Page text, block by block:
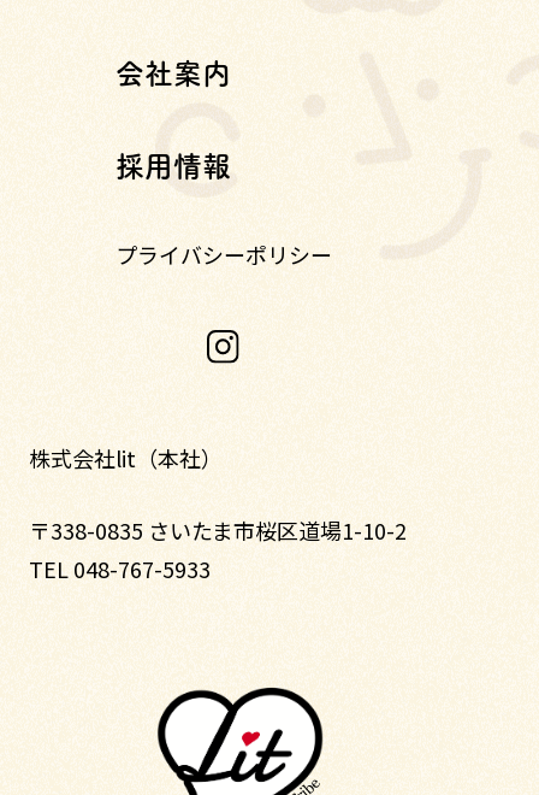
会社案内
採用情報
プライバシーポリシー
株式会社lit（本社）
〒338-0835 さいたま市桜区道場1-10-2
TEL 048-767-5933